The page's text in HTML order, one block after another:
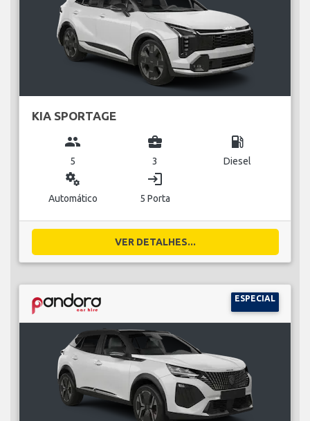
KIA SPORTAGE
group
5
business_center
3
local_gas_station
Diesel
miscellaneous_services
Automático
login
5 Porta
VER DETALHES...
ESPECIAL